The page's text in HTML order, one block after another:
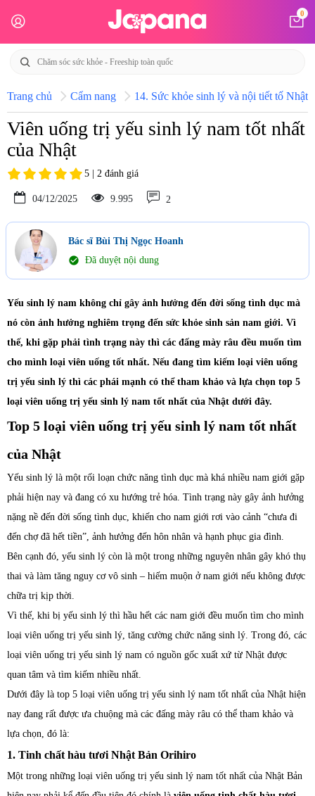
0
Trang chủ Cẩm nang 14. Sức khỏe sinh lý và nội tiết tố Nhật
Viên uống trị yếu sinh lý nam tốt nhất
của Nhật
5 | 2 đánh giá
04/12/2025 9.995 2
Bác sĩ Bùi Thị Ngọc Hoanh
check_circle Đã duyệt nội dung
Yếu sinh lý nam không chỉ gây ảnh hưởng đến đời sống tình dục mà
nó còn ảnh hưởng nghiêm trọng đến sức khỏe sinh sản nam giới. Vì
thế, khi gặp phải tình trạng này thì các đấng mày râu đều muốn tìm
cho mình loại viên uống tốt nhất. Nếu đang tìm kiếm loại viên uống
trị yếu sinh lý thì các phái mạnh có thể tham khảo và lựa chọn top 5
loại viên uống trị yếu sinh lý nam tốt nhất của Nhật dưới đây.
Top 5 loại viên uống trị yếu sinh lý nam tốt nhất
của Nhật
Yếu sinh lý là một rối loạn chức năng tình dục mà khá nhiều nam giới gặp
phải hiện nay và đang có xu hướng trẻ hóa. Tình trạng này gây ảnh hưởng
nặng nề đến đời sống tình dục, khiến cho nam giới rơi vào cảnh “chưa đi
đến chợ đã hết tiền”, ảnh hưởng đến hôn nhân và hạnh phục gia đình.
Bên cạnh đó, yếu sinh lý còn là một trong những nguyên nhân gây khó thụ
thai và làm tăng nguy cơ vô sinh – hiếm muộn ở nam giới nếu không được
chữa trị kịp thời.
Vì thế, khi bị yếu sinh lý thì hầu hết các nam giới đều muốn tìm cho mình
loại viên uống trị yếu sinh lý, tăng cường chức năng sinh lý. Trong đó, các
loại viên uống trị yếu sinh lý nam có nguồn gốc xuất xứ từ Nhật được
quan tâm và tìm kiếm nhiều nhất.
Dưới đây là top 5 loại viên uống trị yếu sinh lý nam tốt nhất của Nhật hiện
nay đang rất được ưa chuộng mà các đấng mày râu có thể tham khảo và
lựa chọn, đó là:
1. Tinh chất hàu tươi Nhật Bản Orihiro
Một trong những loại viên uống trị yếu sinh lý nam tốt nhất của Nhật Bản